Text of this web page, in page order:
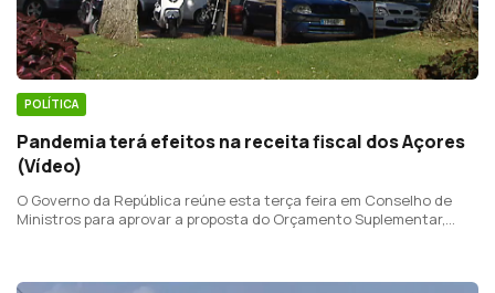
POLÍTICA
Pandemia terá efeitos na receita fiscal dos Açores
(Vídeo)
O Governo da República reúne esta terça feira em Conselho de
Ministros para aprovar a proposta do Orçamento Suplementar,